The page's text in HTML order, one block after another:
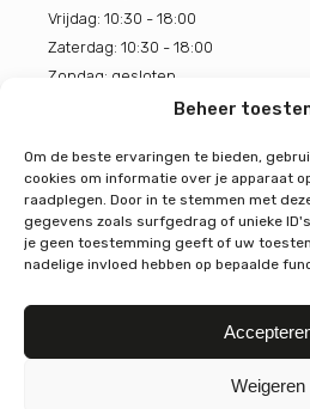
Beheer
Om de beste ervaringen te bieden,
cookies om informatie over je apparaat
raadplegen. Door in te stemmen met
gegevens zoals surfgedrag of unieke
je geen toestemming geeft of uw
nadelige invloed hebben op bepaalde
Weigeren
Vrijdag: 10:30 - 18:00
Zaterdag: 10:30 - 18:00
Zondag: gesloten
BOON
4.7
Gebaseerd op 319
powered byGoogl e
beoordeel ons op